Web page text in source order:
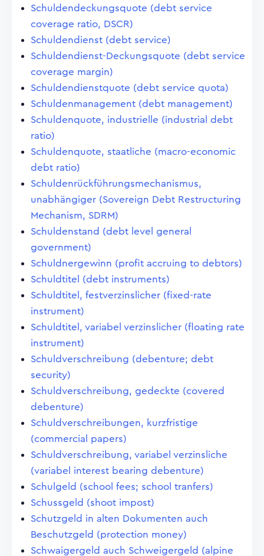
Schuldendeckungsquote (debt service
coverage ratio, DSCR)
Schuldendienst (debt service)
Schuldendienst-Deckungsquote (debt service
coverage margin)
Schuldendienstquote (debt service quota)
Schuldenmanagement (debt management)
Schuldenquote, industrielle (industrial debt
ratio)
Schuldenquote, staatliche (macro-economic
debt ratio)
Schuldenrückführungsmechanismus,
unabhängiger (Sovereign Debt Restructuring
Mechanism, SDRM)
Schuldenstand (debt level general
government)
Schuldnergewinn (profit accruing to debtors)
Schuldtitel (debt instruments)
Schuldtitel, festverzinslicher (fixed-rate
instrument)
Schuldtitel, variabel verzinslicher (floating rate
instrument)
Schuldverschreibung (debenture; debt
security)
Schuldverschreibung, gedeckte (covered
debenture)
Schuldverschreibungen, kurzfristige
(commercial papers)
Schuldverschreibung, variabel verzinsliche
(variabel interest bearing debenture)
Schulgeld (school fees; school tranfers)
Schussgeld (shoot impost)
Schutzgeld in alten Dokumenten auch
Beschutzgeld (protection money)
Schwaigergeld auch Schweigergeld (alpine